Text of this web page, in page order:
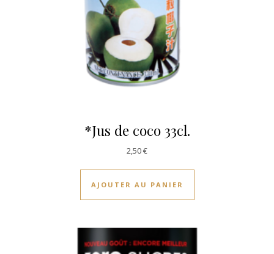
*Jus de coco 33cl.
2,50€
AJOUTER AU PANIER